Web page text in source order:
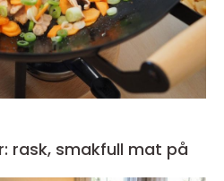
rask, smakfull mat på